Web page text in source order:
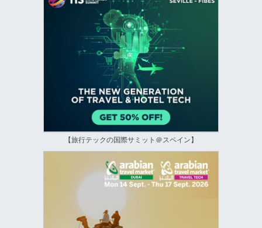
【旅行テックの国際サミット＠スペイン】